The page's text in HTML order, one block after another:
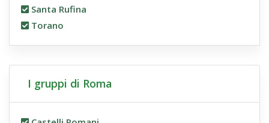
Santa Rufina
Torano
I gruppi di Roma